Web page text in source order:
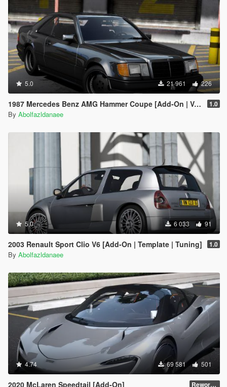
5.0 21 961 226
1987 Mercedes Benz AMG Hammer Coupe [Add-On | VehFuncs V | Template] 1.0
By Abolfazldanaee
5.0 6 033 91
2003 Renault Sport Clio V6 [Add-On | Template | Tuning] 1.0
By Abolfazldanaee
4.74 69 581 501
2020 McLaren Speedtail [Add-On] Reworked 1.0